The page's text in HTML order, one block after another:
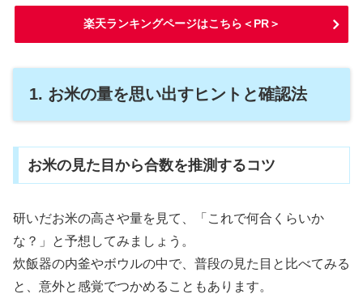
楽天ランキングページはこちら＜PR＞
1. お米の量を思い出すヒントと確認法
お米の見た目から合数を推測するコツ
研いだお米の高さや量を見て、「これで何合くらいか
な？」と予想してみましょう。
炊飯器の内釜やボウルの中で、普段の見た目と比べてみる
と、意外と感覚でつかめることもあります。